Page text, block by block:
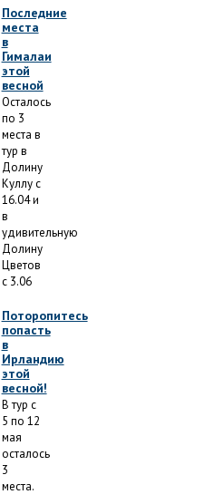
Последние
места
в
Гималаи
этой
весной
Осталось
по 3
места в
тур в
Долину
Куллу с
16.04 и
в
удивительную
Долину
Цветов
с 3.06
Поторопитесь
попасть
в
Ирландию
этой
весной!
В тур с
5 по 12
мая
осталось
3
места.